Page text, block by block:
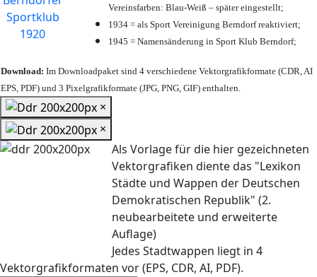
Vereinsfarben: Blau-Weiß – später eingestellt;
1934 = als Sport Vereinigung Berndorf reaktiviert;
1945 = Namensänderung in Sport Klub Berndorf;
Download: Im Downloadpaket sind 4 verschiedene Vektorgrafikformate (CDR, AI
EPS, PDF) und 3 Pixelgrafikformate (JPG, PNG, GIF) enthalten.
×
×
Als Vorlage für die hier gezeichneten
Vektorgrafiken diente das "Lexikon
Städte und Wappen der Deutschen
Demokratischen Republik" (2.
neubearbeitete und erweiterte
Auflage)
Jedes Stadtwappen liegt in 4
Vektorgrafikformaten vor (EPS, CDR, AI, PDF).